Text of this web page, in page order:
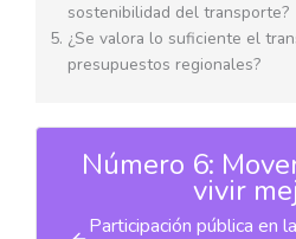
sostenibilidad del transporte?
¿Se valora lo suficiente el
presupuestos regionales?
Número 6:
vivir
Participación pública en